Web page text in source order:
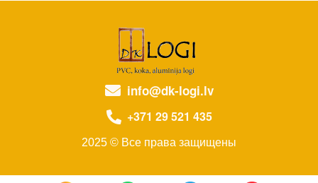
info@dk-logi.lv
+371 29 521 435
2025 © Все права защищены